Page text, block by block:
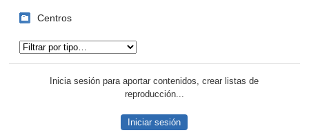
Centros
Inicia sesión para aportar contenidos, crear listas de
reproducción...
Iniciar sesión